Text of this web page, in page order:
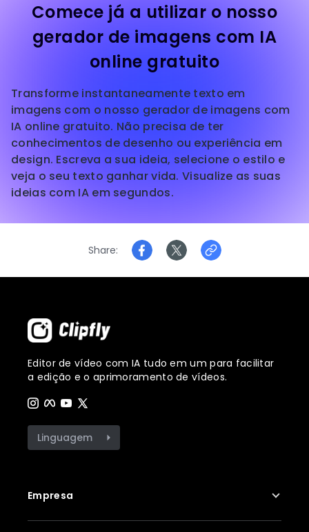
Comece já a utilizar o nosso
gerador de imagens com IA
online gratuito
Transforme instantaneamente texto em
imagens com o nosso gerador de imagens com
IA online gratuito. Não precisa de ter
conhecimentos de desenho ou experiência em
design. Escreva a sua ideia, selecione o estilo e
veja o seu texto ganhar vida. Visualize as suas
ideias com IA em segundos.
Share
Editor de vídeo com IA tudo em um para facilitar
a edição e o aprimoramento de vídeos.
Linguagem
Empresa